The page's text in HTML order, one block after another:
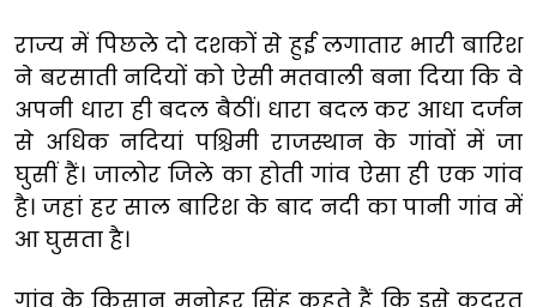
राज्य में पिछले दो दशकों से हुई लगातार भारी बारिश
ने बरसाती नदियों को ऐसी मतवाली बना दिया कि वे
अपनी धारा ही बदल बैठीं। धारा बदल कर आधा दर्जन
से अधिक नदियां पश्चिमी राजस्थान के गांवों में जा
घुसीं हैं। जालोर जिले का होती गांव ऐसा ही एक गांव
है। जहां हर साल बारिश के बाद नदी का पानी गांव में
आ घुसता है।
गांव के किसान मनोहर सिंह कहते हैं कि इसे कुदरत